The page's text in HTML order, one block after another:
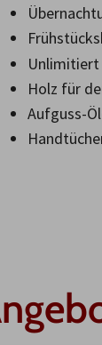
Unlimitiert
Holz für
Aufguss-